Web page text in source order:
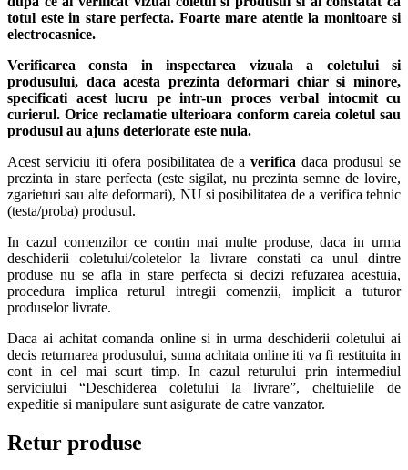
totul este in stare perfecta. Foarte mare atentie la monitoare si
electrocasnice.
Verificarea consta in inspectarea vizuala a coletului si
produsului, daca acesta prezinta deformari chiar si minore,
specificati acest lucru pe intr-un proces verbal intocmit cu
curierul. Orice reclamatie ulterioara conform careia coletul sau
produsul au ajuns deteriorate este nula.
Acest serviciu iti ofera posibilitatea de averifica daca produsul se
prezinta in stare perfecta (este sigilat, nu prezinta semne de lovire,
zgarieturi sau alte deformari), NU si posibilitatea de a verifica tehnic
(testa/proba) produsul.
In cazul comenzilor ce contin mai multe produse, daca in urma
deschiderii coletului/coletelor la livrare constati ca unul dintre
produse nu se afla in stare perfecta si decizi refuzarea acestuia,
procedura implica returul intregii comenzii, implicit a tuturor
produselor livrate.
Daca ai achitat comanda online si in urma deschiderii coletului ai
decis returnarea produsului, suma achitata online iti va fi restituita in
cont in cel mai scurt timp. In cazul returului prin intermediul
serviciului “Deschiderea coletului la livrare”, cheltuielile de
expeditie si manipulare sunt asigurate de catre vanzator.
Retur produse